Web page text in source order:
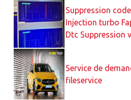
Suppression
Injection turbo
Dtc Suppression
Service de
fileservice